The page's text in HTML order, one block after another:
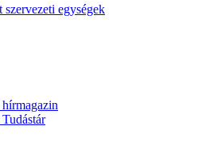
egységek
hírmagazin